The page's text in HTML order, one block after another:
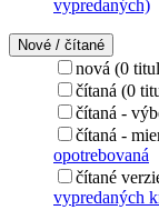
vypredaných)
Nové / čítané
nová (0
čítaná (0
čítaná -
čítaná -
opotrebovaná
čítané
vypredaných